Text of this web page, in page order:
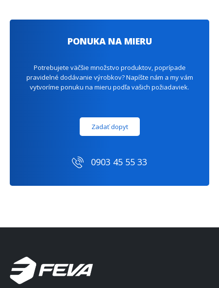
PONUKA NA MIERU
Potrebujete väčšie množstvo produktov, poprípade
pravidelné dodávanie výrobkov? Napíšte nám a my vám
vytvoríme ponuku na mieru podľa vašich požiadaviek.
Zadať dopyt
0903 45 55 33